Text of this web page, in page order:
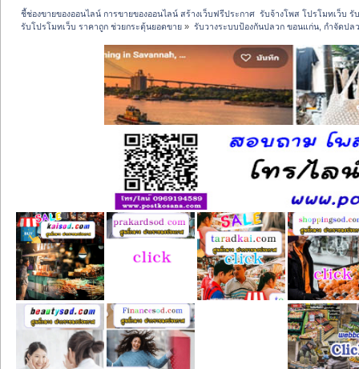
ชี้ช่องขายของออนไลน์ การขายของออนไลน์ สร้างเว็บฟรีประกาศ  รับจ้างโพส โปรโมทเว็บ รั
รับโปรโมทเว็บ ราคาถูก ช่วยกระตุ้นยอดขาย » รับวางระบบป้องกันปลวก ขอนแก่น, กำจัดป